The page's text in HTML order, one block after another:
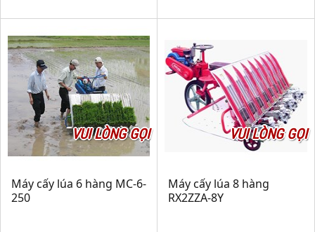
VUI LÒNG GỌI
Máy cấy lúa 6 hàng MC-6-
250
VUI LÒNG GỌI
Máy cấy lúa 8 hàng
RX2ZZA-8Y